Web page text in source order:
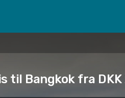
til Bangkok fra DKK